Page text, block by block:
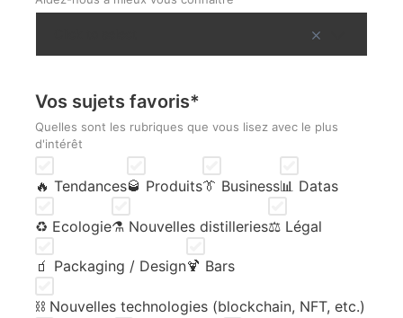
Vos sujets favoris*
Quelles sont les rubriques que vous lisez avec le plus
d'intérêt
🔥 Tendances🥃 Produits👔 Business📊 Datas
♻️ Ecologie⚗️ Nouvelles distilleries⚖️ Légal
🧃 Packaging / Design🍹 Bars
⛓️ Nouvelles technologies (blockchain, NFT, etc.)